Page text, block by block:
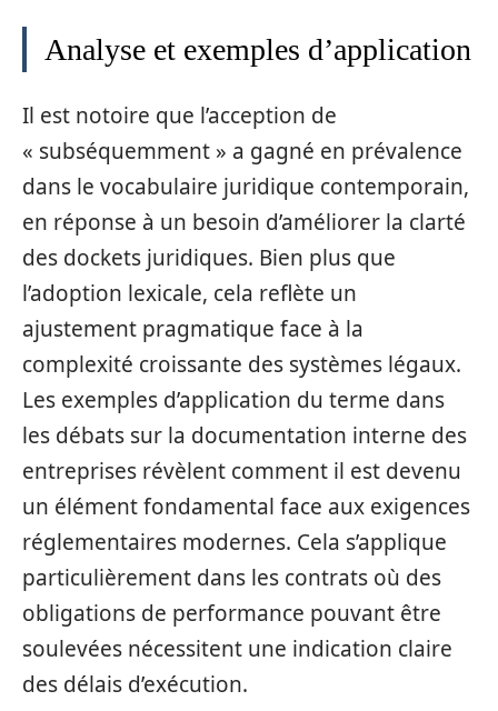
Analyse et exemples d’application
Il est notoire que l’acception de
« subséquemment » a gagné en prévalence
dans le vocabulaire juridique contemporain,
en réponse à un besoin d’améliorer la clarté
des dockets juridiques. Bien plus que
l’adoption lexicale, cela reflète un
ajustement pragmatique face à la
complexité croissante des systèmes légaux.
Les exemples d’application du terme dans
les débats sur la documentation interne des
entreprises révèlent comment il est devenu
un élément fondamental face aux exigences
réglementaires modernes. Cela s’applique
particulièrement dans les contrats où des
obligations de performance pouvant être
soulevées nécessitent une indication claire
des délais d’exécution.